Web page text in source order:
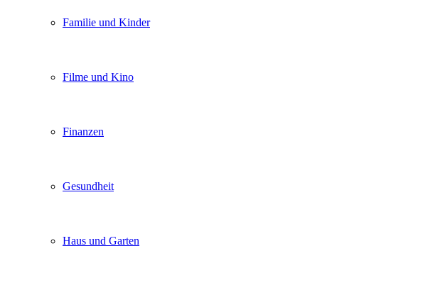
Familie und Kinder
Filme und Kino
Finanzen
Gesundheit
Haus und Garten